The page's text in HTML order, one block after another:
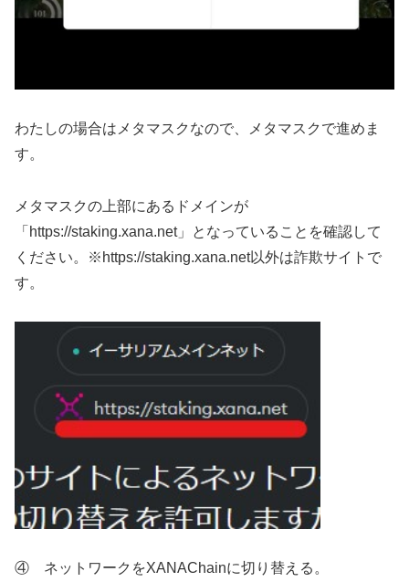
わたしの場合はメタマスクなので、メタマスクで進めま
す。
メタマスクの上部にあるドメインが
「https://staking.xana.net」となっていることを確認して
ください。※https://staking.xana.net以外は詐欺サイトで
す。
④ ネットワークをXANAChainに切り替える。